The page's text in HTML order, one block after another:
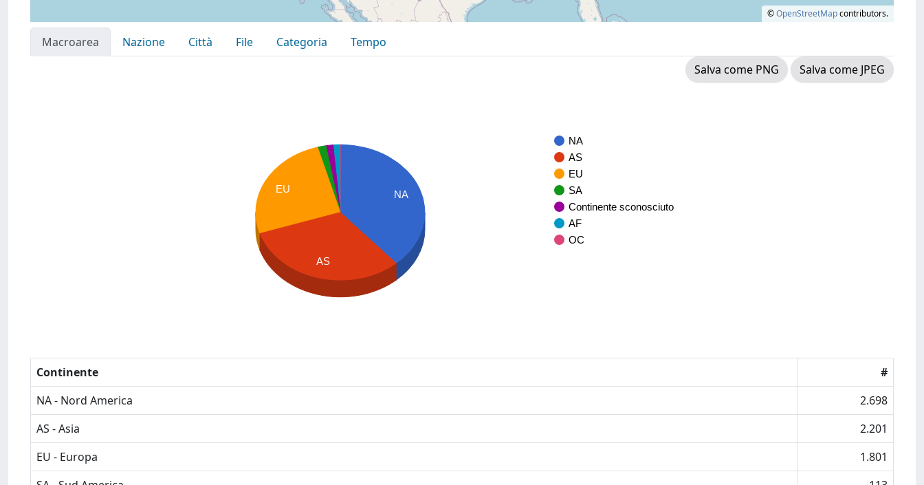
©OpenStreetMapcontributors.
Macroarea Nazione Città File Categoria
Tempo
Salva come PNG
Salva come JPEG
NA
AS
EU
SA
Continente sconosciuto
AF
OC
NA
EU
AS
Continente
#
NA - Nord America
2.698
AS - Asia
2.201
EU - Europa
1.801